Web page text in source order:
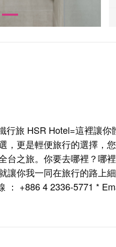
行旅 HSR Hotel=這裡讓
，更是輕便旅行的選擇，
台之旅。你要去哪裡？哪
讓你我一同在旅行的路上
： +886 4 2336-5771 *